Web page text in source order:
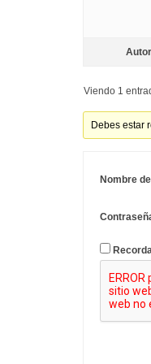
Autor
Viendo 1
Debes estar
Nombre